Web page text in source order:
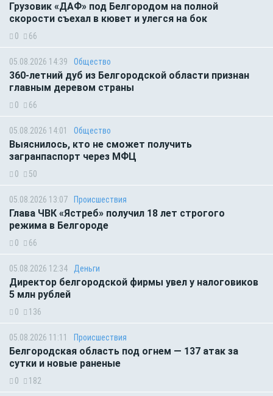
Грузовик «ДАФ» под Белгородом на полной
скорости съехал в кювет и улегся на бок
0 66
05.08.2026 14:39 Общество
360-летний дуб из Белгородской области признан
главным деревом страны
0 66
05.08.2026 14:01 Общество
Выяснилось, кто не сможет получить
загранпаспорт через МФЦ
0 50
05.08.2026 13:07 Происшествия
Глава ЧВК «Ястреб» получил 18 лет строгого
режима в Белгороде
0 66
05.08.2026 12:34 Деньги
Директор белгородской фирмы увел у налоговиков
5 млн рублей
0 136
05.08.2026 11:11 Происшествия
Белгородская область под огнем — 137 атак за
сутки и новые раненые
0 182